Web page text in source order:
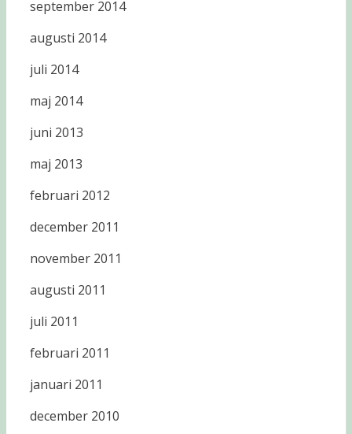
september 2014
augusti 2014
juli 2014
maj 2014
juni 2013
maj 2013
februari 2012
december 2011
november 2011
augusti 2011
juli 2011
februari 2011
januari 2011
december 2010